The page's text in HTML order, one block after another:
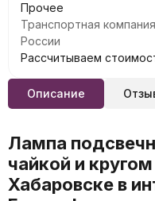
Прочее
Транспортная
России
Рассчитываем
Описание
Лампа
чайкой и
Хабаровске в